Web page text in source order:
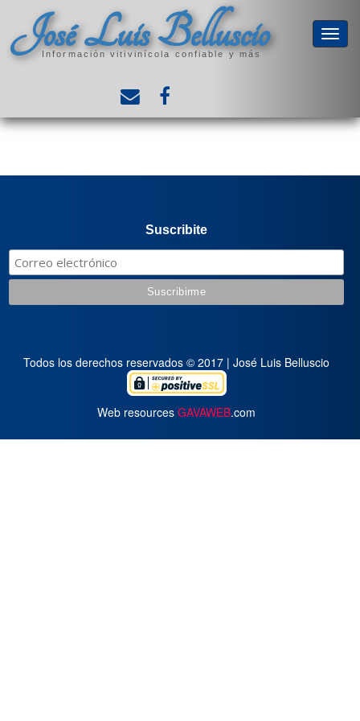
José Luis Belluscio
Información vitivinícola confiable y más
Suscribite
Todos los derechos reservados © 2017 | José Luis Belluscio
Web resources GAVAWEB.com